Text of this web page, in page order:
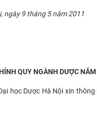
ngày 9 tháng 5 năm 2011
QUY NGÀNH DƯỢC
học Dược Hà Nội xin